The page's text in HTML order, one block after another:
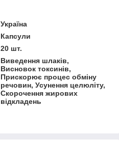
Україна
Капсули
20 шт.
Виведення шлаків,
Висновок токсинів,
Прискорює процес обміну
речовин, Усунення целюліту,
Скорочення жирових
відкладень